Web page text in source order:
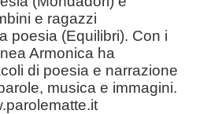
e ragazzi
poesia (Equilibri). Con i
Armonica ha
di poesia e narrazione
musica e immagini.